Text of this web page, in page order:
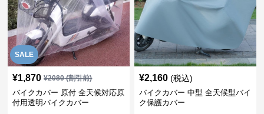
SALE
¥1,870 ¥2080(割引前)
バイクカバー 原付 全天候対応原
付用透明バイクカバー
¥2,160 (税込)
バイクカバー 中型 全天候型バイ
ク保護カバー